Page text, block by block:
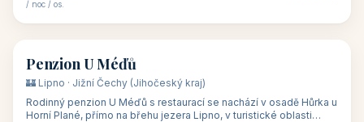
/ noc / os.
🏡 penzion
Penzion U Méďů
🏰 Lipno · Jižní Čechy (Jihočeský kraj)
Rodinný penzion U Méďů s restaurací se nachází v osadě Hůrka u
Horní Plané, přímo na břehu jezera Lipno, v turistické oblasti